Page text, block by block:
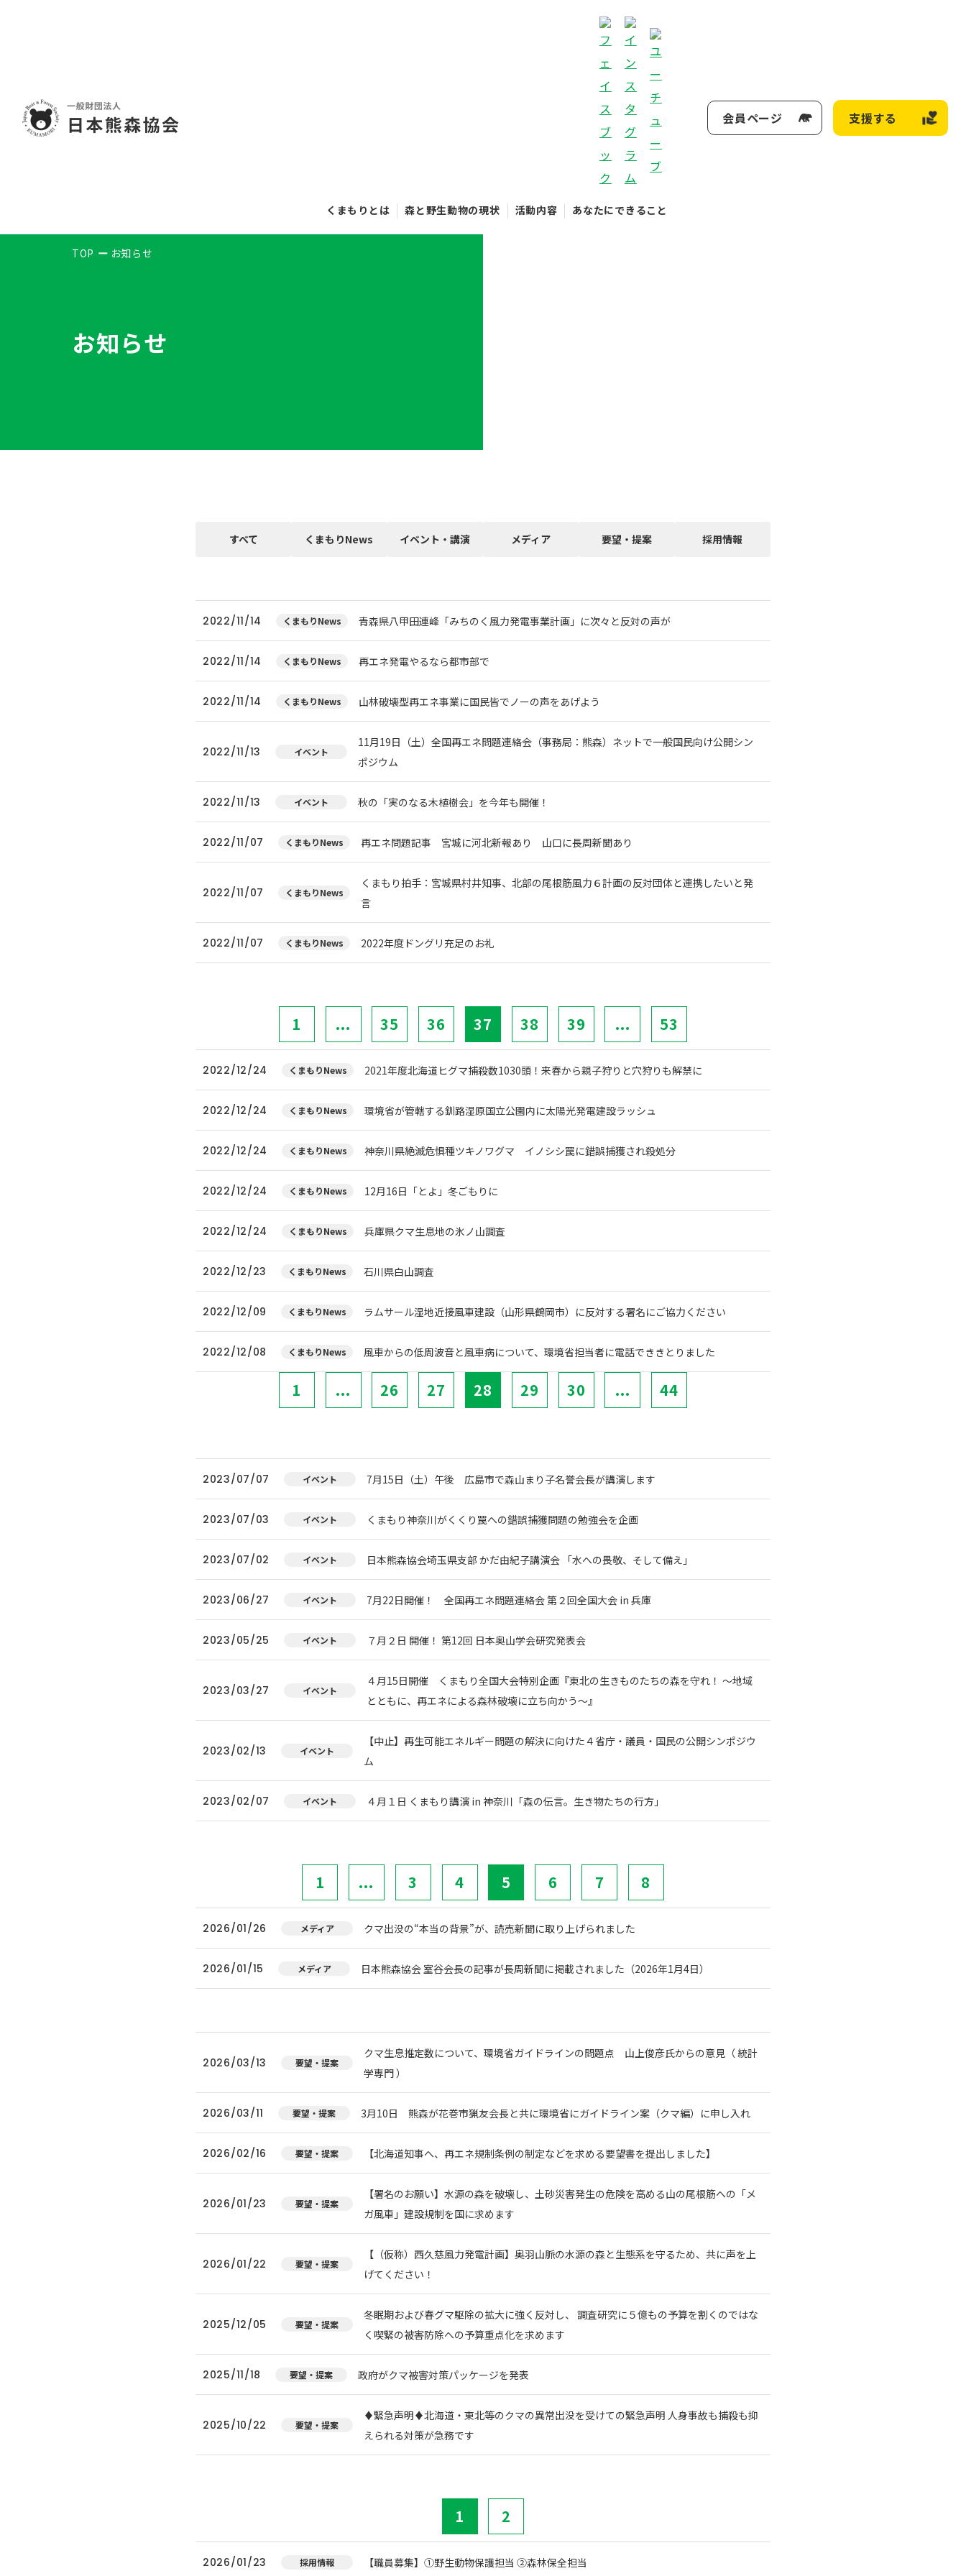
くまもりとは 森と野生動物の現状 活動内容 あなたにできること
会員ページ 支援する
TOP お知らせ
お知らせ
すべて くまもりNews イベント・講演 メディア 要望・提案 採用情報
2022/11/14 くまもりNews 青森県八甲田連峰「みちのく風力発電事業計画」に次々と反対の声が
2022/11/14 くまもりNews 再エネ発電やるなら都市部で
2022/11/14 くまもりNews 山林破壊型再エネ事業に国民皆でノーの声をあげよう
2022/11/13 イベント
11月19日（土）全国再エネ問題連絡会（事務局：熊森）ネットで一般国民向け公開シン
ポジウム
2022/11/13 イベント 秋の「実のなる木植樹会」を今年も開催！
2022/11/07 くまもりNews 再エネ問題記事 宮城に河北新報あり 山口に長周新聞あり
2022/11/07 くまもりNews
くまもり拍手：宮城県村井知事、北部の尾根筋風力６計画の反対団体と連携したいと発
言
2022/11/07 くまもりNews 2022年度ドングリ充足のお礼
1 ... 35 36 37 38 39 ... 53
2022/12/24 くまもりNews 2021年度北海道ヒグマ捕殺数1030頭！来春から親子狩りと穴狩りも解禁に
2022/12/24 くまもりNews 環境省が管轄する釧路湿原国立公園内に太陽光発電建設ラッシュ
2022/12/24 くまもりNews 神奈川県絶滅危惧種ツキノワグマ イノシシ罠に錯誤捕獲され殺処分
2022/12/24 くまもりNews 12月16日「とよ」冬ごもりに
2022/12/24 くまもりNews 兵庫県クマ生息地の氷ノ山調査
2022/12/23 くまもりNews 石川県白山調査
2022/12/09 くまもりNews ラムサール湿地近接風車建設（山形県鶴岡市）に反対する署名にご協力ください
2022/12/08 くまもりNews 風車からの低周波音と風車病について、環境省担当者に電話でききとりました
1 ... 26 27 28 29 30 ... 44
2023/07/07 イベント 7月15日（土）午後 広島市で森山まり子名誉会長が講演します
2023/07/03 イベント くまもり神奈川がくくり罠への錯誤捕獲問題の勉強会を企画
2023/07/02 イベント 日本熊森協会埼玉県支部 かだ由紀子講演会 「水への畏敬、そして備え」
2023/06/27 イベント 7月22日開催！ 全国再エネ問題連絡会 第２回全国大会 in 兵庫
2023/05/25 イベント ７月２日 開催！ 第12回 日本奥山学会研究発表会
2023/03/27 イベント
４月15日開催 くまもり全国大会特別企画『東北の生きものたちの森を守れ！ 〜地域
とともに、再エネによる森林破壊に立ち向かう〜』
2023/02/13 イベント
【中止】再生可能エネルギー問題の解決に向けた４省庁・議員・国民の公開シンポジウ
ム
2023/02/07 イベント ４月１日 くまもり講演 in 神奈川「森の伝言。生き物たちの行方」
1 ... 3 4 5 6 7 8
2026/01/26 メディア クマ出没の“本当の背景”が、読売新聞に取り上げられました
2026/01/15 メディア 日本熊森協会 室谷会長の記事が長周新聞に掲載されました（2026年1月4日）
2026/03/13 要望・提案
クマ生息推定数について、環境省ガイドラインの問題点 山上俊彦氏からの意見（ 統計
学専門 ）
2026/03/11 要望・提案 3月10日 熊森が花巻市猟友会長と共に環境省にガイドライン案（クマ編）に申し入れ
2026/02/16 要望・提案 【北海道知事へ、再エネ規制条例の制定などを求める要望書を提出しました】
2026/01/23 要望・提案
【署名のお願い】水源の森を破壊し、土砂災害発生の危険を高める山の尾根筋への「メ
ガ風車」建設規制を国に求めます
2026/01/22 要望・提案
【（仮称）西久慈風力発電計画】奥羽山脈の水源の森と生態系を守るため、共に声を上
げてください！
2025/12/05 要望・提案
冬眠期および春グマ駆除の拡大に強く反対し、 調査研究に５億もの予算を割くのではな
く喫緊の被害防除への予算重点化を求めます
2025/11/18 要望・提案 政府がクマ被害対策パッケージを発表
2025/10/22 要望・提案
♦️緊急声明♦️北海道・東北等のクマの異常出没を受けての緊急声明 人身事故も捕殺も抑
えられる対策が急務です
1 2
2026/01/23 採用情報 【職員募集】①野生動物保護担当 ②森林保全担当